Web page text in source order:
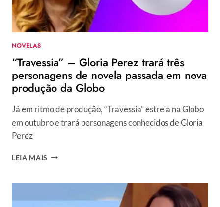
É
TÓXICA
NOVELAS
“Travessia” – Gloria Perez trará três
personagens de novela passada em nova
produção da Globo
Já em ritmo de produção, “Travessia” estreia na Globo
em outubro e trará personagens conhecidos de Gloria
Perez
LEIA MAIS “TRAVESSIA”
PEREZ